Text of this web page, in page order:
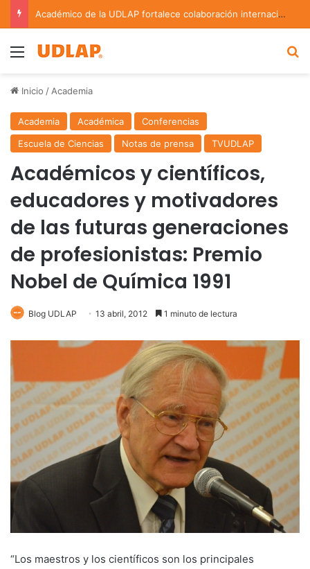
Académico de la UDLAP fortalece colaboración internacional con estancia de investigación en Argentina
Menu
Inicio / Academia
Academia Académica
Conferencias
Escuela de Ciencias
Notas de prensa TVUDLAP
Académicos y científicos,
educadores y motivadores
de las futuras generaciones
de profesionistas: Premio
Nobel de Química 1991
Blog UDLAP 13 abril, 2012 1 minuto de lectura
“Los maestros y los científicos son los principales